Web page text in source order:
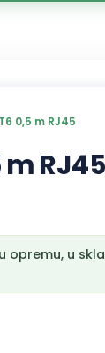
0,5 m RJ45
m RJ45
opremu, u